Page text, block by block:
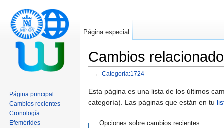
Cambios
← Categoría:1724
Esta página es una lista de los últimos
categoría). Las páginas que están en tu
Opciones sobre cambios recientes
Página especial
Página principal
Cambios recientes
Cronología
Efemérides